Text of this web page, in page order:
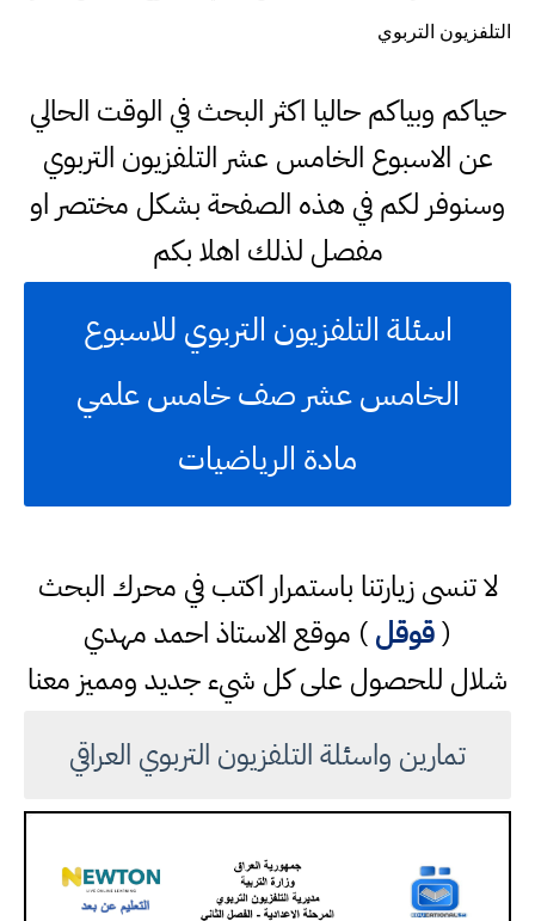
التلفزيون التربوي
حياكم وبياكم حاليا اكثر البحث في الوقت الحالي
عن الاسبوع الخامس عشر التلفزيون التربوي
وسنوفر لكم في هذه الصفحة بشكل مختصر او
مفصل لذلك اهلا بكم
اسئلة التلفزيون التربوي للاسبوع
الخامس عشر صف خامس علمي
مادة الرياضيات
لا تنسى زيارتنا باستمرار اكتب في محرك البحث
(قوقل) موقع الاستاذ احمد مهدي
شلال للحصول على كل شيء جديد ومميز معنا
تمارين واسئلة التلفزيون التربوي العراقي